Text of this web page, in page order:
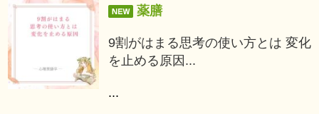
薬膳
9割がはまる思考の使い方とは 変化
を止める原因...
...